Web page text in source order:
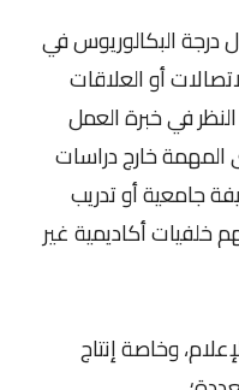
درجة البكالوريوس في
أو العلاقات
في خبرة العمل
المهمة خارج دراسات
جامعية أو تدريب
خلفيات أكاديمية غير
وخاصة إنتاج